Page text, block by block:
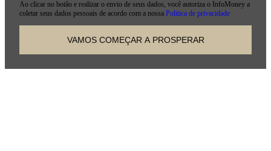
Ao clicar no botão e realizar o envio de seus dados, você autoriza o InfoMoney a
coletar seus dados pessoais de acordo com a nossa Politica de privacidade